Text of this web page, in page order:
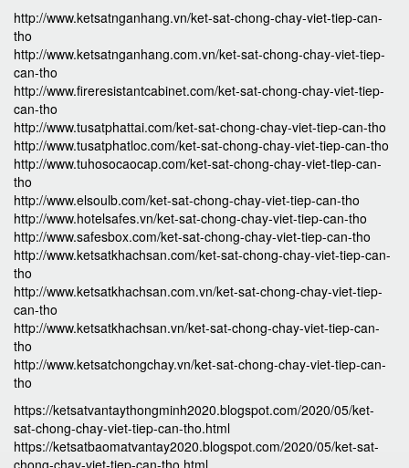
http://www.ketsatnganhang.vn/ket-sat-chong-chay-viet-tiep-can-
tho
http://www.ketsatnganhang.com.vn/ket-sat-chong-chay-viet-tiep-
can-tho
http://www.fireresistantcabinet.com/ket-sat-chong-chay-viet-tiep-
can-tho
http://www.tusatphattai.com/ket-sat-chong-chay-viet-tiep-can-tho
http://www.tusatphatloc.com/ket-sat-chong-chay-viet-tiep-can-tho
http://www.tuhosocaocap.com/ket-sat-chong-chay-viet-tiep-can-
tho
http://www.elsoulb.com/ket-sat-chong-chay-viet-tiep-can-tho
http://www.hotelsafes.vn/ket-sat-chong-chay-viet-tiep-can-tho
http://www.safesbox.com/ket-sat-chong-chay-viet-tiep-can-tho
http://www.ketsatkhachsan.com/ket-sat-chong-chay-viet-tiep-can-
tho
http://www.ketsatkhachsan.com.vn/ket-sat-chong-chay-viet-tiep-
can-tho
http://www.ketsatkhachsan.vn/ket-sat-chong-chay-viet-tiep-can-
tho
http://www.ketsatchongchay.vn/ket-sat-chong-chay-viet-tiep-can-
tho
https://ketsatvantaythongminh2020.blogspot.com/2020/05/ket-
sat-chong-chay-viet-tiep-can-tho.html
https://ketsatbaomatvantay2020.blogspot.com/2020/05/ket-sat-
chong-chay-viet-tiep-can-tho.html